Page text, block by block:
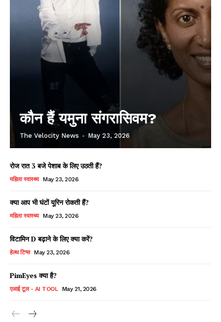
कौन हैं यमुना संगरासिवम?
The Velocity News - May 23, 2026
रोज रात 3 बजे पेशाब के लिए उठती हैं?
महिला स्वास्थ्य May 23, 2026
क्या आप भी घंटों यूरिन रोकती हैं?
महिला स्वास्थ्य May 23, 2026
विटामिन D बढ़ाने के लिए क्या करें?
हेल्थ टिप्स May 23, 2026
PimEyes क्या है?
एआई टूल - AI TOOL May 21, 2026